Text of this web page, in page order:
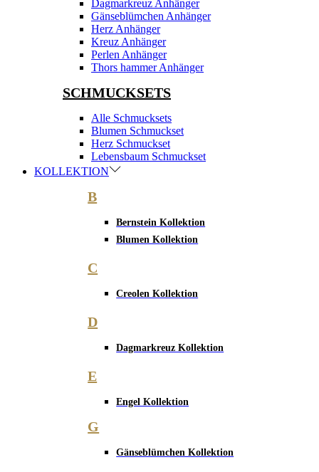
Dagmarkreuz Anhänger
Gänseblümchen Anhänger
Herz Anhänger
Kreuz Anhänger
Perlen Anhänger
Thors hammer Anhänger
SCHMUCKSETS
Alle Schmucksets
Blumen Schmuckset
Herz Schmuckset
Lebensbaum Schmuckset
KOLLEKTION
B
Bernstein Kollektion
Blumen Kollektion
C
Creolen Kollektion
D
Dagmarkreuz Kollektion
E
Engel Kollektion
G
Gänseblümchen Kollektion